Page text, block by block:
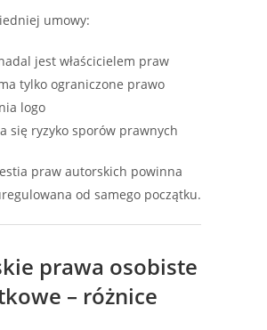
umowy:
jest właścicielem praw
tylko ograniczone prawo
logo
się ryzyko sporów prawnych
praw autorskich powinna
od samego początku.
prawa osobiste
– różnice